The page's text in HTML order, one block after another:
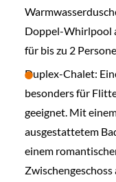
Doppel-Whirlpool
für bis zu 2
Duplex-Chalet:
besonders für
geeignet. Mit
ausgestattetem
einem